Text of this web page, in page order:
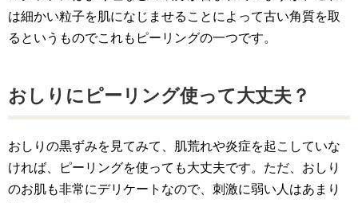
は細かい粒子を肌になじませることによって古い角質を取
るというものでこれもピーリングの一つです。
おしりにピーリング使って大丈夫？
おしりの黒ずみを見てみて、肌荒れや炎症を起こしていな
ければ、ピーリングを使っても大丈夫です。ただ、おしり
のお肌も非常にデリケートなので、刺激に弱い人はあまり